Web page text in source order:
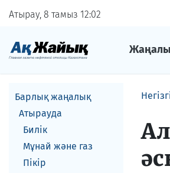
Атырау, 8 тамыз 12 02
Барлық жаңалық
Атырауда
Билік
Мұнай және газ
Пікір